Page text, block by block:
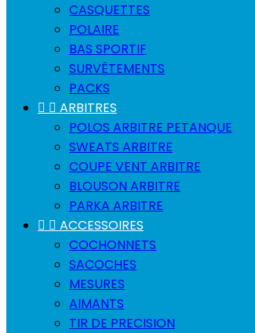
CASQUETTES
POLAIRE
BAS SPORTIF
SURVÊTEMENTS
PACKS
  ARBITRES
POLOS ARBITRE PETANQUE
SWEATS ARBITRE
COUPE VENT ARBITRE
BLOUSON ARBITRE
PARKA ARBITRE
  ACCESSOIRES
COCHONNETS
SACOCHES
MESURES
AIMANTS
TIR DE PRECISION